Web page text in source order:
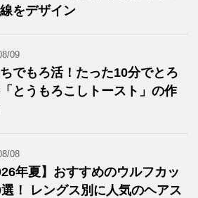
をデザイン
09
でもろ活！たった10分でとろ
とうもろこしトースト」の作
08
年夏】おすすめのウルフカッ
選！ レングス別に人気のヘアス